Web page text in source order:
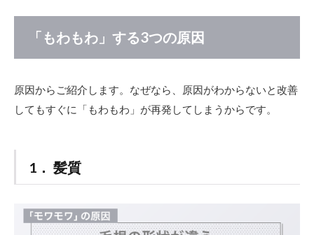
する
の原
1.1
1．
2．美
容室
ダメ
ージ
「もわもわ」する3つの原因
原因からご紹介します。なぜなら、原因がわからないと改善
してもすぐに「もわもわ」が再発してしまうからです。
1． 髪質